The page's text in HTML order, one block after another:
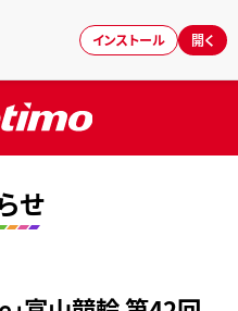
インストール 開く
せ